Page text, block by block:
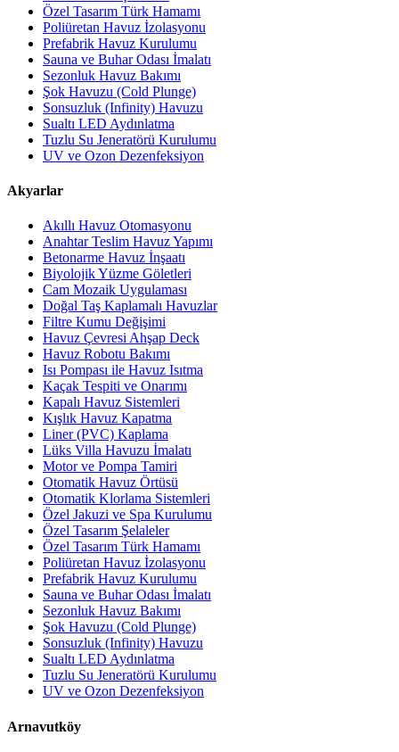
Özel Tasarım Türk Hamamı
Poliüretan Havuz İzolasyonu
Prefabrik Havuz Kurulumu
Sauna ve Buhar Odası İmalatı
Sezonluk Havuz Bakımı
Şok Havuzu (Cold Plunge)
Sonsuzluk (Infinity) Havuzu
Sualtı LED Aydınlatma
Tuzlu Su Jeneratörü Kurulumu
UV ve Ozon Dezenfeksiyon
Akyarlar
Akıllı Havuz Otomasyonu
Anahtar Teslim Havuz Yapımı
Betonarme Havuz İnşaatı
Biyolojik Yüzme Göletleri
Cam Mozaik Uygulaması
Doğal Taş Kaplamalı Havuzlar
Filtre Kumu Değişimi
Havuz Çevresi Ahşap Deck
Havuz Robotu Bakımı
Isı Pompası ile Havuz Isıtma
Kaçak Tespiti ve Onarımı
Kapalı Havuz Sistemleri
Kışlık Havuz Kapatma
Liner (PVC) Kaplama
Lüks Villa Havuzu İmalatı
Motor ve Pompa Tamiri
Otomatik Havuz Örtüsü
Otomatik Klorlama Sistemleri
Özel Jakuzi ve Spa Kurulumu
Özel Tasarım Şelaleler
Özel Tasarım Türk Hamamı
Poliüretan Havuz İzolasyonu
Prefabrik Havuz Kurulumu
Sauna ve Buhar Odası İmalatı
Sezonluk Havuz Bakımı
Şok Havuzu (Cold Plunge)
Sonsuzluk (Infinity) Havuzu
Sualtı LED Aydınlatma
Tuzlu Su Jeneratörü Kurulumu
UV ve Ozon Dezenfeksiyon
Arnavutköy